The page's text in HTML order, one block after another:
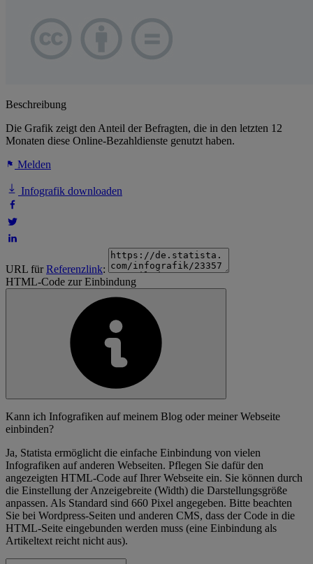
Beschreibung
Die Grafik zeigt den Anteil der Befragten, die in den letzten 12
Monaten diese Online-Bezahldienste genutzt haben.
Melden
Infografik downloaden
URL fürReferenzlink:
HTML-Code zur Einbindung
Kann ich Infografiken auf meinem Blog oder meiner Webseite
einbinden?
Ja, Statista ermöglicht die einfache Einbindung von vielen
Infografiken auf anderen Webseiten. Pflegen Sie dafür den
angezeigten HTML-Code auf Ihrer Webseite ein. Sie können durch
die Einstellung der Anzeigebreite (Width) die Darstellungsgröße
anpassen. Als Standard sind 660 Pixel angegeben. Bitte beachten
Sie bei Wordpress-Seiten und anderen CMS, dass der Code in die
HTML-Seite eingebunden werden muss (eine Einbindung als
Artikeltext reicht nicht aus).